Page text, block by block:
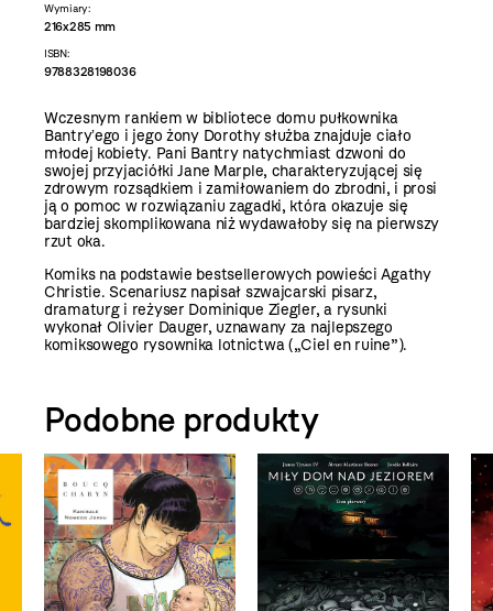
Wymiary:
216x285 mm
ISBN:
9788328198036
Wczesnym rankiem w bibliotece domu pułkownika
Bantryʼego i jego żony Dorothy służba znajduje ciało
młodej kobiety. Pani Bantry natychmiast dzwoni do
swojej przyjaciółki Jane Marple, charakteryzującej się
zdrowym rozsądkiem i zamiłowaniem do zbrodni, i prosi
ją o pomoc w rozwiązaniu zagadki, która okazuje się
bardziej skomplikowana niż wydawałoby się na pierwszy
rzut oka.
Komiks na podstawie bestsellerowych powieści Agathy
Christie. Scenariusz napisał szwajcarski pisarz,
dramaturg i reżyser Dominique Ziegler, a rysunki
wykonał Olivier Dauger, uznawany za najlepszego
komiksowego rysownika lotnictwa („Ciel en ruine”).
Podobne produkty